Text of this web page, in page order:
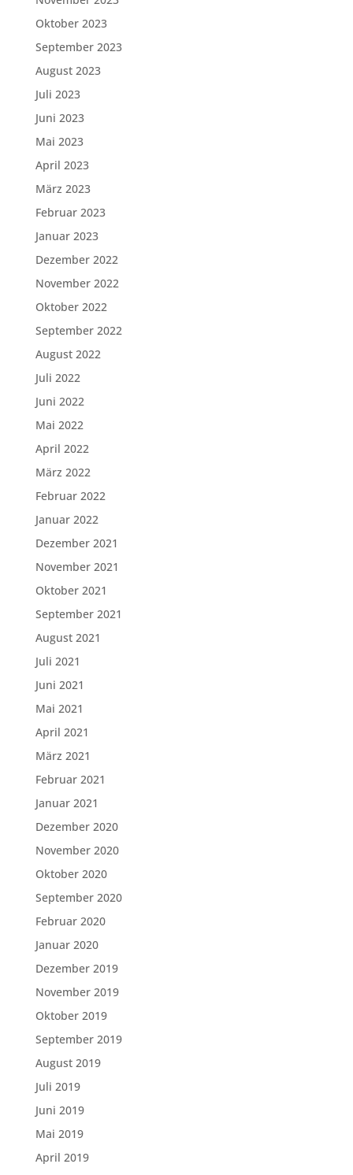
Oktober 2023
September 2023
August 2023
Juli 2023
Juni 2023
Mai 2023
April 2023
März 2023
Februar 2023
Januar 2023
Dezember 2022
November 2022
Oktober 2022
September 2022
August 2022
Juli 2022
Juni 2022
Mai 2022
April 2022
März 2022
Februar 2022
Januar 2022
Dezember 2021
November 2021
Oktober 2021
September 2021
August 2021
Juli 2021
Juni 2021
Mai 2021
April 2021
März 2021
Februar 2021
Januar 2021
Dezember 2020
November 2020
Oktober 2020
September 2020
Februar 2020
Januar 2020
Dezember 2019
November 2019
Oktober 2019
September 2019
August 2019
Juli 2019
Juni 2019
Mai 2019
April 2019